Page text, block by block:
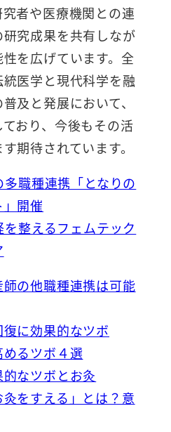
者や医療機関との連
究成果を共有しなが
を広げています。全
医学と現代科学を融
及と発展において、
おり、今後もその活
期待されています。
職種連携「となりの
開催
整えるフェムテック
の他職種連携は可能
に効果的なツボ
るツボ４選
なツボとお灸
をすえる」とは？意